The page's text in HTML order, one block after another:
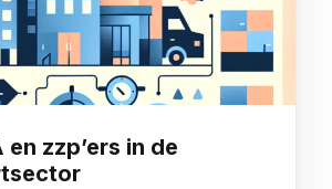
en zzp’ers in de